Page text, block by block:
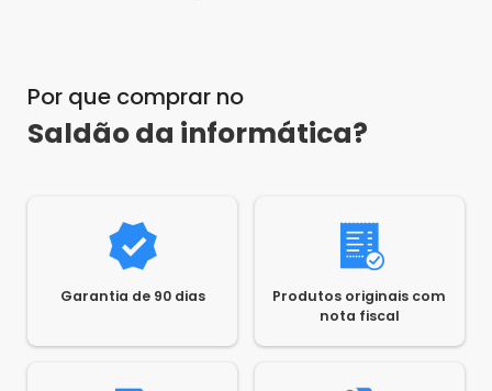
Por que comprar no
Saldão da informática?
Garantia de 90 dias
Produtos originais com
nota fiscal